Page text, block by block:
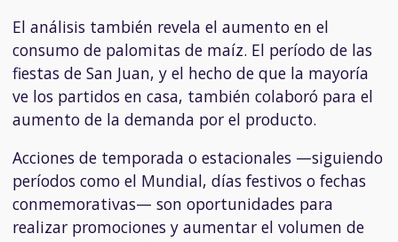
El análisis también revela el aumento en el
consumo de palomitas de maíz. El período de las
fiestas de San Juan, y el hecho de que la mayoría
ve los partidos en casa, también colaboró para el
aumento de la demanda por el producto.
Acciones de temporada o estacionales —siguiendo
períodos como el Mundial, días festivos o fechas
conmemorativas— son oportunidades para
realizar promociones y aumentar el volumen de